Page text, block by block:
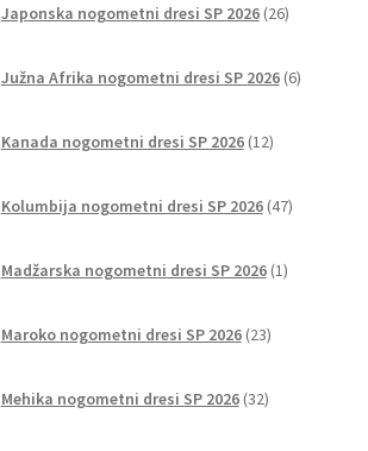
Japonska nogometni dresi SP 2026 26izdelkov
Južna Afrika nogometni dresi SP 2026 6izdelkov
Kanada nogometni dresi SP 2026 12izdelkov
Kolumbija nogometni dresi SP 2026 47izdelkov
Madžarska nogometni dresi SP 2026 1izdelek
Maroko nogometni dresi SP 2026 23izdelkov
Mehika nogometni dresi SP 2026 32izdelkov